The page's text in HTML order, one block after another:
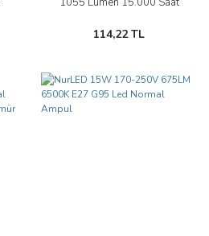
114,22 TL